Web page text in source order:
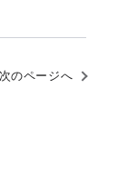
次のページへ